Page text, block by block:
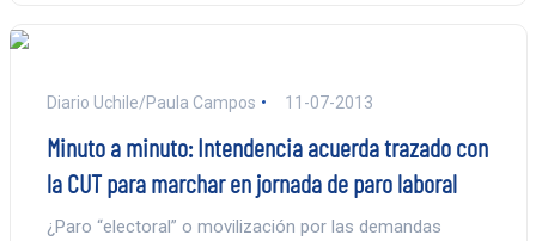
Diario Uchile/Paula Campos 11-07-2013
Minuto a minuto: Intendencia acuerda trazado con
la CUT para marchar en jornada de paro laboral
¿Paro “electoral” o movilización por las demandas